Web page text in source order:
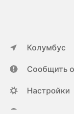
Колумбус
Сообщить
Настройки